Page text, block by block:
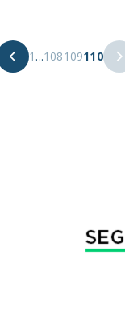
1 ...108109110